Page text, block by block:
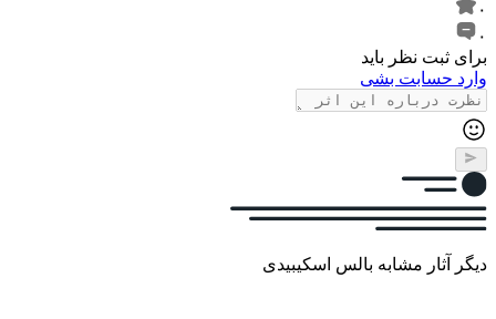
۰
۰
برای ثبت نظر باید
وارد حسابت بشی
دیگر آثار مشابه بالس اسکیبیدی